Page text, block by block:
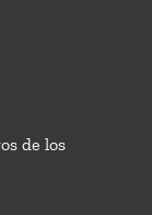
de los